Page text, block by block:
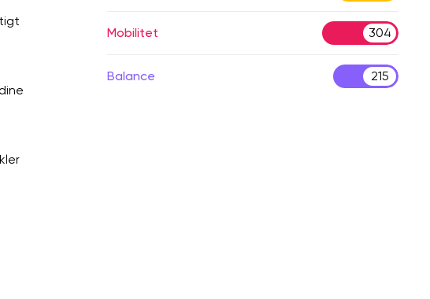
Mobilitet 304
Balance 215